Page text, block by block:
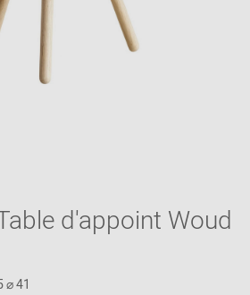
d'appoint Woud
⌀ 41